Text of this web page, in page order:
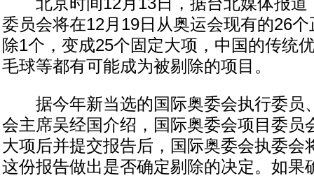
委员会将在12月19日从奥运会现有的26
除1个，变成25个固定大项，中国的传统
毛球等都有可能成为被剔除的项目。
据今年新当选的国际奥委会执行委员
会主席吴经国介绍，国际奥委会项目委员
大项后并提交报告后，国际奥委会执委会
这份报告做出是否确定剔除的决定。如果